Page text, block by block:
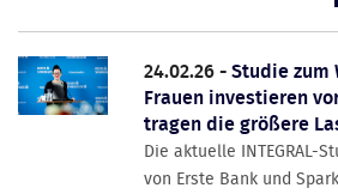
24.02.26 -Studie zum
Frauen investieren
tragen die größere
Die aktuelle INTEGRAL-
von Erste Bank und